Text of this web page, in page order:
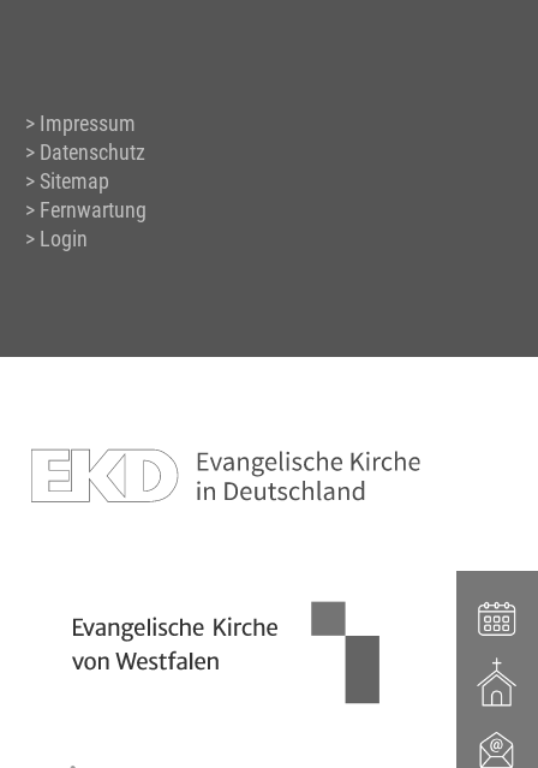
Impressum
Datenschutz
Sitemap
Fernwartung
Login